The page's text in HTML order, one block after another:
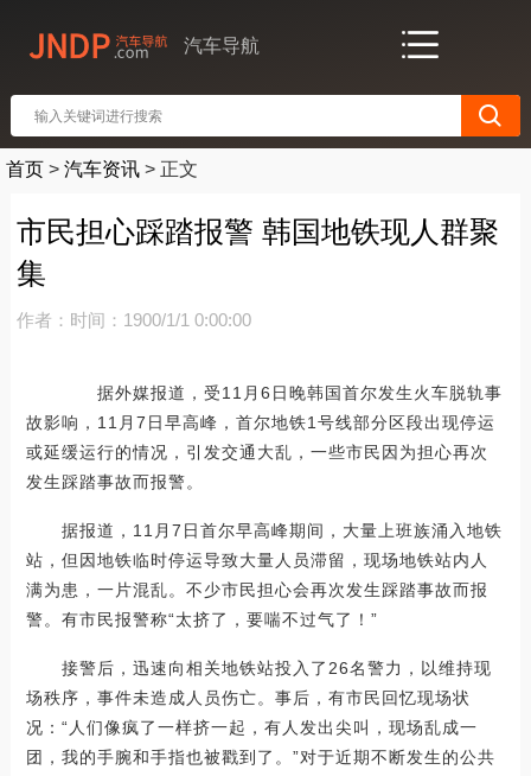
汽车导航
首页 > 汽车资讯 > 正文
市民担心踩踏报警 韩国地铁现人群聚
集
作者： 时间：1900/1/1 0:00:00
据外媒报道，受11月6日晚韩国首尔发生火车脱轨事
故影响，11月7日早高峰，首尔地铁1号线部分区段出现停运
或延缓运行的情况，引发交通大乱，一些市民因为担心再次
发生踩踏事故而报警。
据报道，11月7日首尔早高峰期间，大量上班族涌入地铁
站，但因地铁临时停运导致大量人员滞留，现场地铁站内人
满为患，一片混乱。不少市民担心会再次发生踩踏事故而报
警。有市民报警称“太挤了，要喘不过气了！”
接警后，迅速向相关地铁站投入了26名警力，以维持现
场秩序，事件未造成人员伤亡。事后，有市民回忆现场状
况：“人们像疯了一样挤一起，有人发出尖叫，现场乱成一
团，我的手腕和手指也被戳到了。”对于近期不断发生的公共